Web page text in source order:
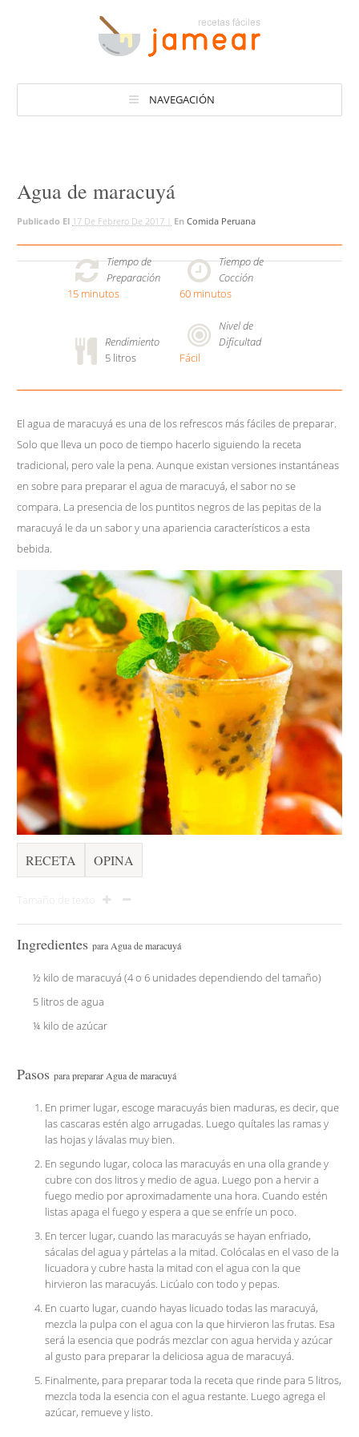
NAVEGACIÓN
Agua de maracuyá
Publicado El 17 De Febrero De 2017 | EnComida Peruana
Tiempo de
Preparación
15 minutos
Tiempo de
Cocción
60 minutos
Rendimiento
5 litros
Nivel de
Dificultad
Fácil
El agua de maracuyá es una de los refrescos más fáciles de preparar.
Solo que lleva un poco de tiempo hacerlo siguiendo la receta
tradicional, pero vale la pena. Aunque existan versiones instantáneas
en sobre para preparar el agua de maracuyá, el sabor no se
compara. La presencia de los puntitos negros de las pepitas de la
maracuyá le da un sabor y una apariencia característicos a esta
bebida.
RECETA OPINA
Tamaño de texto
Ingredientespara Agua de maracuyá
½ kilo de maracuyá (4 o 6 unidades dependiendo del tamaño)
5 litros de agua
¼ kilo de azúcar
Pasospara preparar Agua de maracuyá
En primer lugar, escoge maracuyás bien maduras, es decir, que
las cascaras estén algo arrugadas. Luego quítales las ramas y
las hojas y lávalas muy bien.
En segundo lugar, coloca las maracuyás en una olla grande y
cubre con dos litros y medio de agua. Luego pon a hervir a
fuego medio por aproximadamente una hora. Cuando estén
listas apaga el fuego y espera a que se enfríe un poco.
En tercer lugar, cuando las maracuyás se hayan enfriado,
sácalas del agua y pártelas a la mitad. Colócalas en el vaso de la
licuadora y cubre hasta la mitad con el agua con la que
hirvieron las maracuyás. Licúalo con todo y pepas.
En cuarto lugar, cuando hayas licuado todas las maracuyá,
mezcla la pulpa con el agua con la que hirvieron las frutas. Esa
será la esencia que podrás mezclar con agua hervida y azúcar
al gusto para preparar la deliciosa agua de maracuyá.
Finalmente, para preparar toda la receta que rinde para 5 litros,
mezcla toda la esencia con el agua restante. Luego agrega el
azúcar, remueve y listo.